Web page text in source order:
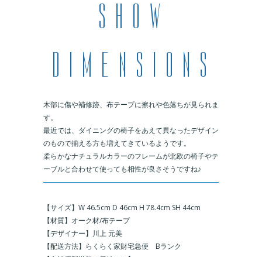
木部に傷や補修跡、布テープに擦れや色落ちが見られま
す。
最近では、ダイニングの椅子をあえて異なったデザイン
のもので揃える方も増えてきているようです。
柔らかなナチュラルカラーのフレームが北欧の椅子やテ
ーブルと合わせて使っても相性が良さそうですね♪
【サイズ】W 46.5cm D 46cm H 78.4cm SH 44cm
【材質】オーク材/布テープ
【デザイナー】川上 元美
【配送方法】らくらく家財宅急便 Bランク